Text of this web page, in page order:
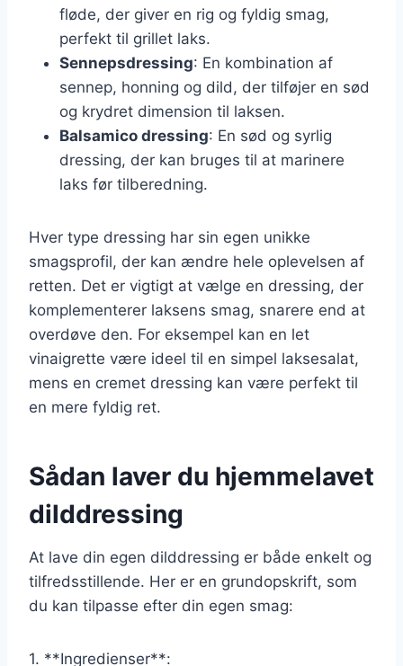
fløde, der giver en rig og fyldig smag,
perfekt til grillet laks.
Sennepsdressing: En kombination af
sennep, honning og dild, der tilføjer en sød
og krydret dimension til laksen.
Balsamico dressing: En sød og syrlig
dressing, der kan bruges til at marinere
laks før tilberedning.
Hver type dressing har sin egen unikke
smagsprofil, der kan ændre hele oplevelsen af
retten. Det er vigtigt at vælge en dressing, der
komplementerer laksens smag, snarere end at
overdøve den. For eksempel kan en let
vinaigrette være ideel til en simpel laksesalat,
mens en cremet dressing kan være perfekt til
en mere fyldig ret.
Sådan laver du hjemmelavet
dilddressing
At lave din egen dilddressing er både enkelt og
tilfredsstillende. Her er en grundopskrift, som
du kan tilpasse efter din egen smag:
1. **Ingredienser**: